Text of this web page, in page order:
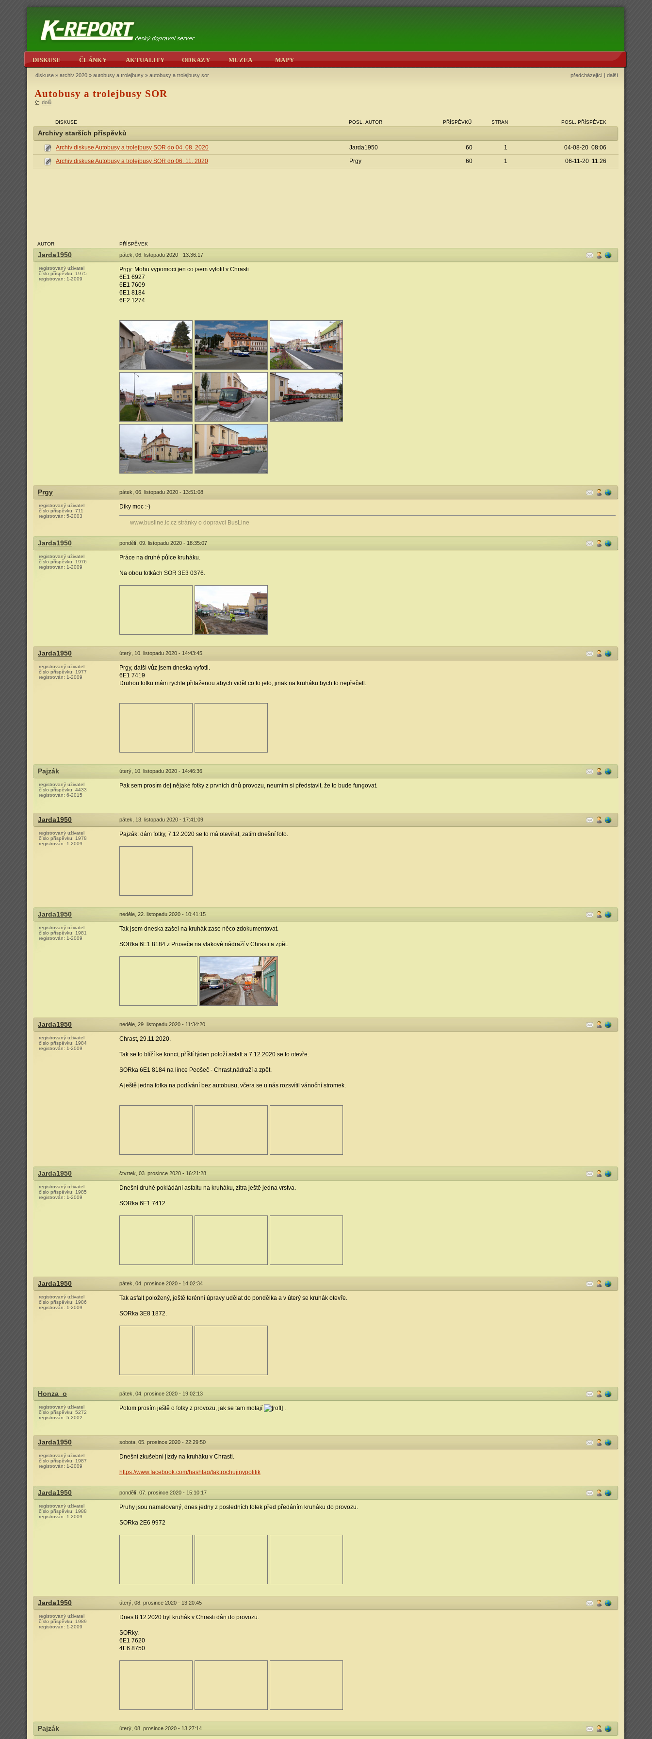
DISKUSE ČLÁNKY AKTUALITY ODKAZY MUZEA MAPY
diskuse » archiv 2020 » autobusy a trolejbusy » autobusy a trolejbusy sor předcházející | další
Autobusy a trolejbusy SOR
dolů
DISKUSE POSL. AUTOR PŘÍSPĚVKŮ STRAN POSL. PŘÍSPĚVEK
Archivy starších příspěvků
Archiv diskuse Autobusy a trolejbusy SOR do 04. 08. 2020 Jarda1950 60 1
04-08-20 08:06
Archiv diskuse Autobusy a trolejbusy SOR do 06. 11. 2020
Prgy 60 1 06-11-20 11:26
AUTOR PŘÍSPĚVEK
Jarda1950 pátek, 06. listopadu 2020 - 13:36:17
registrovaný uživatel
číslo příspěvku: 1975
registrován: 1-2009
Prgy: Mohu vypomoci jen co jsem vyfotil v Chrasti.
6E1 6927
6E1 7609
6E1 8184
6E2 1274
Prgy pátek, 06. listopadu 2020 - 13:51:08
registrovaný uživatel
číslo příspěvku: 711
registrován: 5-2003
Díky moc :-)
www.busline.ic.cz stránky o dopravci BusLine
Jarda1950 pondělí, 09. listopadu 2020 - 18:35:07
registrovaný uživatel
číslo příspěvku: 1976
registrován: 1-2009
Práce na druhé půlce kruháku.
Na obou fotkách SOR 3E3 0376.
Jarda1950 úterý, 10. listopadu 2020 - 14:43:45
registrovaný uživatel
číslo příspěvku: 1977
registrován: 1-2009
Prgy, další vůz jsem dneska vyfotil.
6E1 7419
Druhou fotku mám rychle přitaženou abych viděl co to jelo, jinak na kruháku bych to nepřečetl.
Pajzák úterý, 10. listopadu 2020 - 14:46:36
registrovaný uživatel
číslo příspěvku: 4433
registrován: 6-2015
Pak sem prosím dej nějaké fotky z prvních dnů provozu, neumím si představit, že to bude fungovat.
Jarda1950 pátek, 13. listopadu 2020 - 17:41:09
registrovaný uživatel
číslo příspěvku: 1978
registrován: 1-2009
Pajzák: dám fotky, 7.12.2020 se to má otevírat, zatím dnešní foto.
Jarda1950 neděle, 22. listopadu 2020 - 10:41:15
registrovaný uživatel
číslo příspěvku: 1981
registrován: 1-2009
Tak jsem dneska zašel na kruhák zase něco zdokumentovat.
SORka 6E1 8184 z Proseče na vlakové nádraží v Chrasti a zpět.
Jarda1950 neděle, 29. listopadu 2020 - 11:34:20
registrovaný uživatel
číslo příspěvku: 1984
registrován: 1-2009
Chrast, 29.11.2020.
Tak se to blíží ke konci, příští týden položí asfalt a 7.12.2020 se to otevře.
SORka 6E1 8184 na lince Peošeč - Chrast,nádraží a zpět.
A ještě jedna fotka na podívání bez autobusu, včera se u nás rozsvítil vánoční stromek.
Jarda1950 čtvrtek, 03. prosince 2020 - 16:21:28
registrovaný uživatel
číslo příspěvku: 1985
registrován: 1-2009
Dnešní druhé pokládání asfaltu na kruháku, zítra ještě jedna vrstva.
SORka 6E1 7412.
Jarda1950 pátek, 04. prosince 2020 - 14:02:34
registrovaný uživatel
číslo příspěvku: 1986
registrován: 1-2009
Tak asfalt položený, ještě terénní úpravy udělat do pondělka a v úterý se kruhák otevře.
SORka 3E8 1872.
Honza_o pátek, 04. prosince 2020 - 19:02:13
registrovaný uživatel
číslo příspěvku: 5272
registrován: 5-2002
Potom prosím ještě o fotky z provozu, jak se tam motají .
Jarda1950 sobota, 05. prosince 2020 - 22:29:50
registrovaný uživatel
číslo příspěvku: 1987
registrován: 1-2009
Dnešní zkušební jízdy na kruháku v Chrasti.
https://www.facebook.com/hashtag/taktrochujinypolitik
Jarda1950 pondělí, 07. prosince 2020 - 15:10:17
registrovaný uživatel
číslo příspěvku: 1988
registrován: 1-2009
Pruhy jsou namalovaný, dnes jedny z posledních fotek před předáním kruháku do provozu.
SORka 2E6 9972
Jarda1950 úterý, 08. prosince 2020 - 13:20:45
registrovaný uživatel
číslo příspěvku: 1989
registrován: 1-2009
Dnes 8.12.2020 byl kruhák v Chrasti dán do provozu.
SORky.
6E1 7620
4E6 8750
Pajzák úterý, 08. prosince 2020 - 13:27:14